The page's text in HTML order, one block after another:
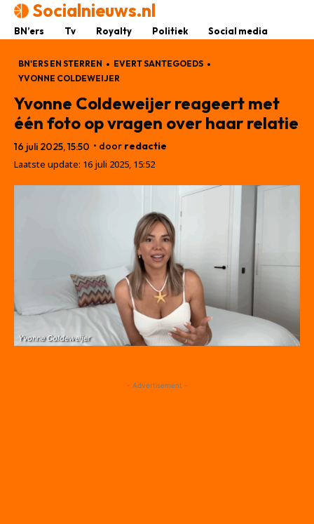
Socialnieuws.nl
BN’ers Tv Royalty Politiek Social media
BN'ERS EN STERREN
EVERT SANTEGOEDS
YVONNE COLDEWEIJER
Yvonne Coldeweijer reageert met
één foto op vragen over haar relatie
16 juli 2025, 15:50 • door redactie
Laatste update: 16 juli 2025, 15:52
Yvonne Coldeweijer
- Advertisement -